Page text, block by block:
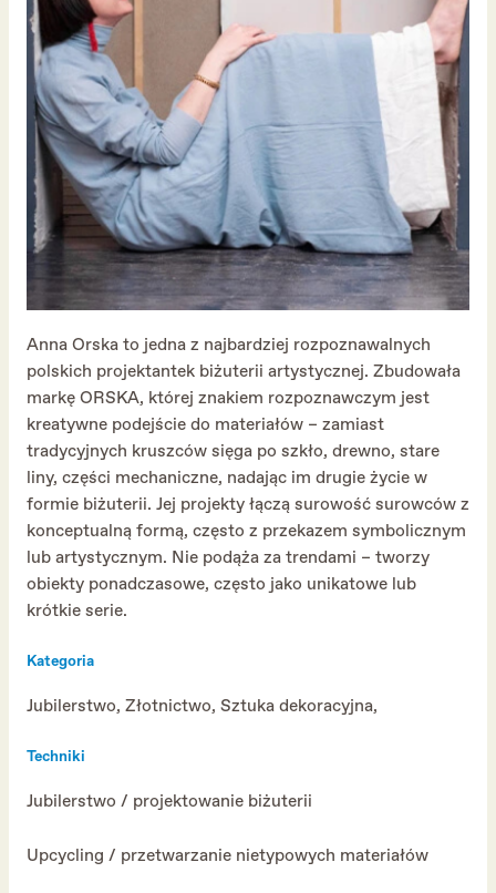
Anna Orska to jedna z najbardziej rozpoznawalnych
polskich projektantek biżuterii artystycznej. Zbudowała
markę ORSKA, której znakiem rozpoznawczym jest
kreatywne podejście do materiałów – zamiast
tradycyjnych kruszców sięga po szkło, drewno, stare
liny, części mechaniczne, nadając im drugie życie w
formie biżuterii. Jej projekty łączą surowość surowców z
konceptualną formą, często z przekazem symbolicznym
lub artystycznym. Nie podąża za trendami – tworzy
obiekty ponadczasowe, często jako unikatowe lub
krótkie serie.
Kategoria
Jubilerstwo, Złotnictwo, Sztuka dekoracyjna,
Techniki
Jubilerstwo / projektowanie biżuterii
Upcycling / przetwarzanie nietypowych materiałów